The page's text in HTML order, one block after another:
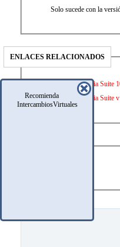
Recomienda
IntercambiosVirtuales
Solo sucede con la
ENLACES RELACIONADOS
Nero Multimedia Suite
Nero Multimedia Suite